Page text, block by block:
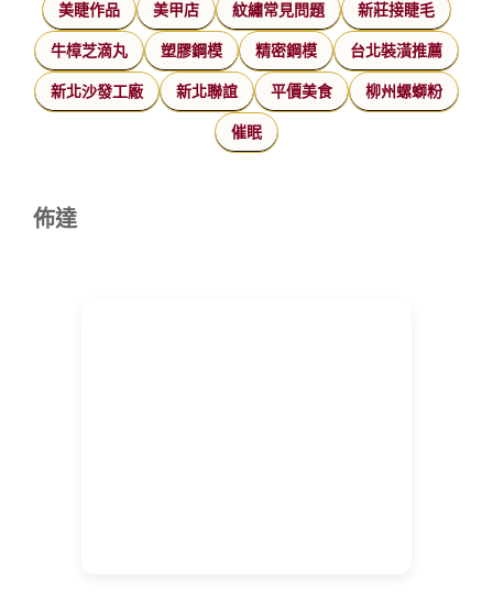
美睫作品 美甲店 紋繡常見問題 新莊接睫毛
牛樟芝滴丸 塑膠鋼模 精密鋼模 台北裝潢推薦
新北沙發工廠 新北聯誼 平價美食 柳州螺螄粉
催眠
佈達